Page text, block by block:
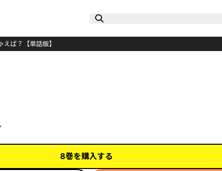
ば？【単話版】
8巻を購入する